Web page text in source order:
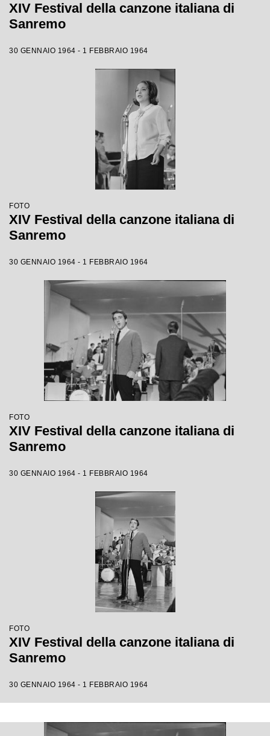
XIV Festival della canzone italiana di
Sanremo
30 GENNAIO 1964 - 1 FEBBRAIO 1964
FOTO
XIV Festival della canzone italiana di
Sanremo
30 GENNAIO 1964 - 1 FEBBRAIO 1964
FOTO
XIV Festival della canzone italiana di
Sanremo
30 GENNAIO 1964 - 1 FEBBRAIO 1964
FOTO
XIV Festival della canzone italiana di
Sanremo
30 GENNAIO 1964 - 1 FEBBRAIO 1964